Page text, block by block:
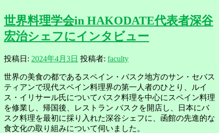
世界料理学会in HAKODATE代表者深谷
宏治シェフにインタビュー
投稿日: 2024年4月3日 投稿者: faculty
世界の美食の都であるスペイン・バスク地方のサン・セバス
ティアンで現代スペイン料理界の第一人者のひとり、ルイ
ス・イリサール氏についてバスク料理を中心にスペイン料理
を修業し、帰国後、レストラン バスクを開店し、日本にバ
スク料理を最初に採り入れた深谷シェフに、函館の先進的な
食文化の取り組みについて伺いました。